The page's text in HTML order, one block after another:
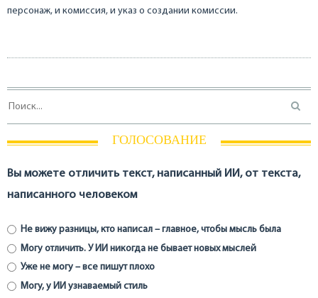
персонаж, и комиссия, и указ о создании комиссии.
ГОЛОСОВАНИЕ
Вы можете отличить текст, написанный ИИ, от текста,
написанного человеком
Не вижу разницы, кто написал – главное, чтобы мысль была
Могу отличить. У ИИ никогда не бывает новых мыслей
Уже не могу – все пишут плохо
Могу, у ИИ узнаваемый стиль